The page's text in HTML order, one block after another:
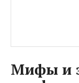
Мифы и